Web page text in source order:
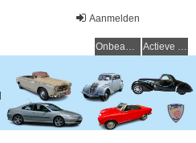
Aanmelden
Onbeantwoorde onderwerpen Actieve onderwerpen